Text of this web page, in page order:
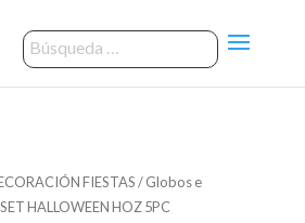
FIESTAS/Globos e
HALLOWEEN HOZ 5PC